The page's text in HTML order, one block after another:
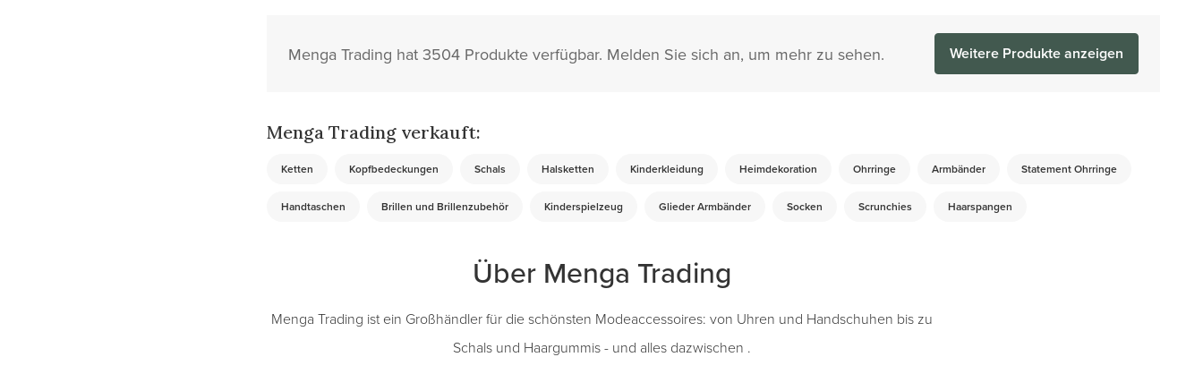
Menga Trading hat 3504 Produkte verfügbar. Melden Sie sich an, um mehr zu sehen. Weitere Produkte anzeigen
Menga Trading verkauft:
Ketten Kopfbedeckungen Schals Halsketten Kinderkleidung Heimdekoration Ohrringe Armbänder Statement Ohrringe
Handtaschen Brillen und Brillenzubehör Kinderspielzeug Glieder Armbänder Socken Scrunchies Haarspangen
Über Menga Trading
Menga Trading ist ein Großhändler für die schönsten Modeaccessoires: von Uhren und Handschuhen bis zu
Schals und Haargummis - und alles dazwischen .